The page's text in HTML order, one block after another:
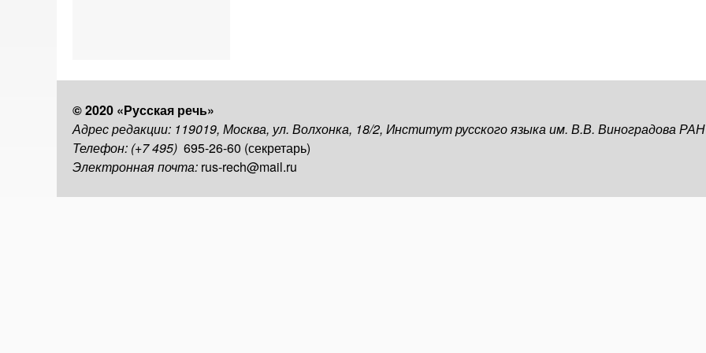
© 2020 «Русская речь»
Адрес редакции: 119019, Москва, ул. Волхонка, 18/2, Институт русского языка им. В.В. Виноградова РАН
Телефон: (+7 495) 695-26-60 (секретарь)
Электронная почта: rus-rech@mail.ru